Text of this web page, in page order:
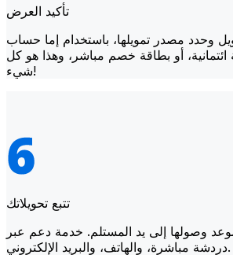
تأكيد العرض
وحدد مصدر تمويلها، باستخدام إما حساب
أو بطاقة خصم مباشر، وهذا هو كل
شيء!
تتبع تحويلاتك
وصولها إلى يد المستلم. خدمة دعم عبر
دردشة مباشرة، والهاتف، والبريد الإلكتروني.